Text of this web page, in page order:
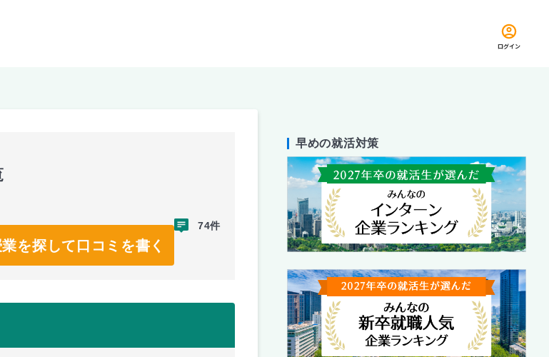
ログイン
を探して口コミを書く
74件
早めの就活対策